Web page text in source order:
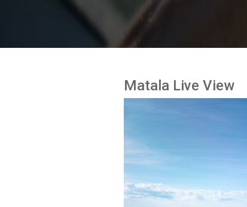
Matala Live View